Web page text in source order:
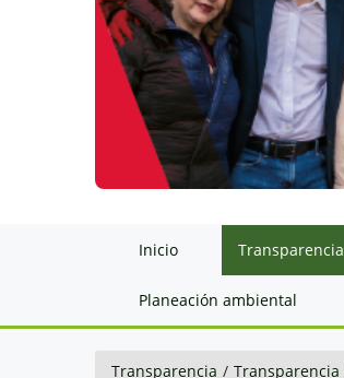
Inicio Transparencia
Planeación ambiental
Transparencia / Transparencia